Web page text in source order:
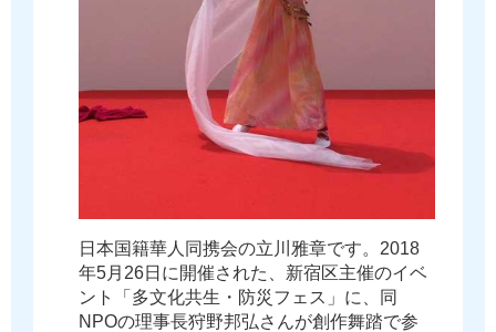
日 本国籍華 人 同携会の立 川 雅章です。 2018
年5月 26日 に 開催さ れた 新宿区主催のイベ
ン ト 「 多文化共生 ・ 防災 フ ェ ス 」 に
同
N POの理事長狩野邦弘さ んが創作舞踏で参